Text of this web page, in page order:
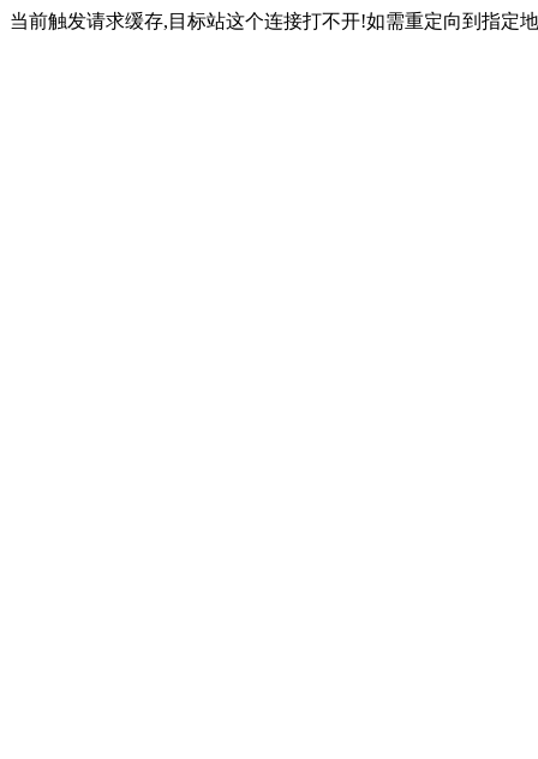
当前触发请求缓存,目标站这个连接打不开!如需重定向到指定